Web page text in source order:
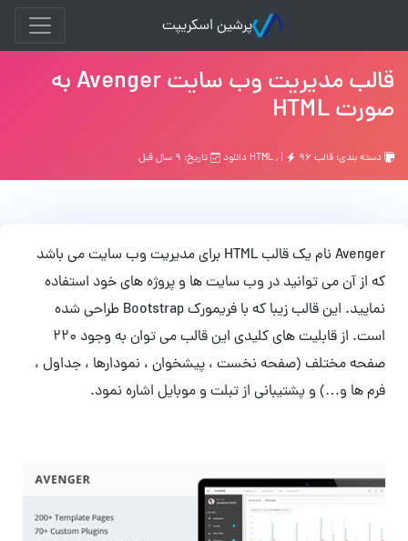
پرشین اسکریپت
قالب مدیریت وب سایت Avenger به
صورت HTML
دسته بندی: قالب HTML , | ۹۶ دانلود تاریخ: ۹ سال قبل
Avenger نام یک قالب HTML برای مدیریت وب سایت می باشد
که از آن می توانید در وب سایت ها و پروژه های خود استفاده
نمایید. این قالب زیبا که با فریمورک Bootstrap طراحی شده
است. از قابلیت های کلیدی این قالب می توان به وجود 220
صفحه مختلف (صفحه نخست ، پیشخوان ، نمودارها ، جداول ،
فرم ها و…) و پشتیبانی از تبلت و موبایل اشاره نمود.